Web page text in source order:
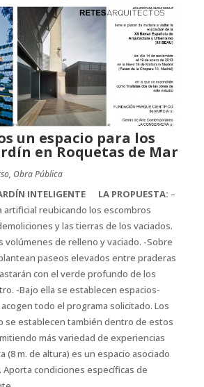
un espacio para los
en Roquetas de Mar
, Obra Pública
INTELIGENTE LA PROPUESTA: –
artificial reubicando los escombros
y las tierras de los vaciados.
volúmenes de relleno y vaciado. -Sobre
paseos elevados entre praderas
con el verde profundo de los
-Bajo ella se establecen espacios-
todo el programa solicitado. Los
se establecen también dentro de estos
más variedad de experiencias
(8 m. de altura) es un espacio asociado
condiciones específicas de